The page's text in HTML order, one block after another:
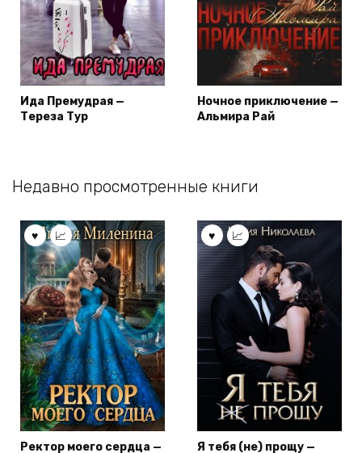
Ида Премудрая —
Тереза Тур
Ночное приключение —
Альмира Рай
Недавно просмотренные книги
Ректор моего сердца —
Я тебя (не) прощу —